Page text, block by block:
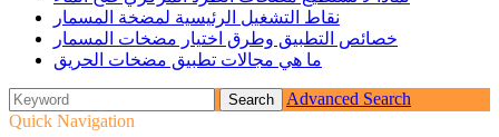
نقاط التشغيل الرئيسية لمضخة المسمار
خصائص التطبيق وطرق اختيار مضخات المسمار
ما هي مجالات تطبيق مضخات الحريق
Advanced Search
Quick Navigation